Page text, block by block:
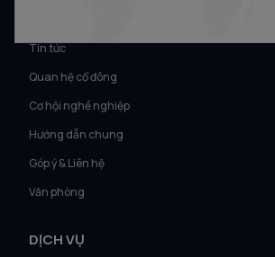
Tin tức
Quan hệ cổ đông
Cơ hội nghề nghiệp
Hướng dẫn chung
Góp ý & Liên hệ
Văn phòng
DỊCH VỤ